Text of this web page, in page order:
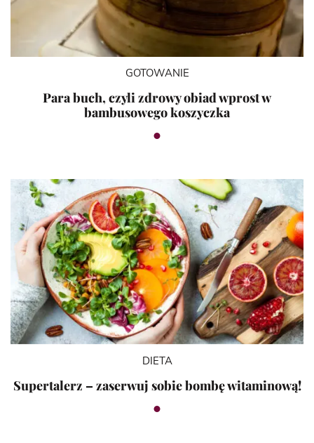
GOTOWANIE
Para buch, czyli zdrowy obiad wprost w
bambusowego koszyczka
DIETA
Supertalerz – zaserwuj sobie bombę witaminową!